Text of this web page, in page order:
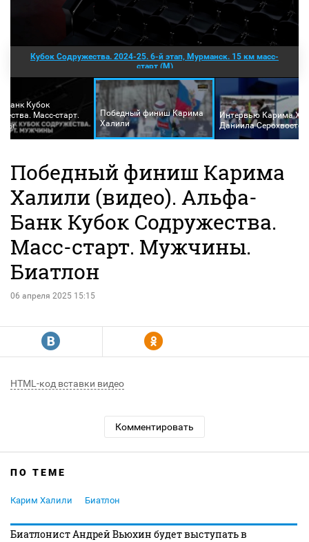
Кубок Содружества. 2024-25. 6-й этап, Мурманск. 15 км масс-
старт (М)
Банк Кубок
Масс-старт.
Победный финиш Карима
Халили
Интервью Карима
Даниила
Победный финиш Карима
Халили (видео). Альфа-
Банк Кубок Содружества.
Масс-старт. Мужчины.
Биатлон
06 апреля 2025 15:15
R Y
HTML-код вставки видео
Комментировать
ПО ТЕМЕ
Карим Халили Биатлон
Биатлонист Андрей Вьюхин будет выступать в